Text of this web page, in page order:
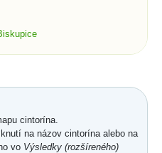
cintorína.
na názov cintorína alebo na
vo Výsledky (rozšíreného)